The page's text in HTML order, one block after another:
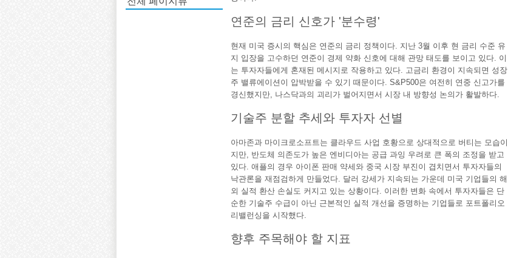
연준의 금리 신호가 '분수령'
현재 미국 증시의 핵심은 연준의 금리 정책이다. 지난 3월 이후 현 금리 수준 유
지 입장을 고수하던 연준이 경제 약화 신호에 대해 관망 태도를 보이고 있다. 이
는 투자자들에게 혼재된 메시지로 작용하고 있다. 고금리 환경이 지속되면 성장
주 밸류에이션이 압박받을 수 있기 때문이다. S&P500은 여전히 연중 신고가를
경신했지만, 나스닥과의 괴리가 벌어지면서 시장 내 방향성 논의가 활발하다.
기술주 분할 추세와 투자자 선별
아마존과 마이크로소프트는 클라우드 사업 호황으로 상대적으로 버티는 모습이
지만, 반도체 의존도가 높은 엔비디아는 공급 과잉 우려로 큰 폭의 조정을 받고
있다. 애플의 경우 아이폰 판매 약세와 중국 시장 부진이 겹치면서 투자자들의
낙관론을 재점검하게 만들었다. 달러 강세가 지속되는 가운데 미국 기업들의 해
외 실적 환산 손실도 커지고 있는 상황이다. 이러한 변화 속에서 투자자들은 단
순한 기술주 수급이 아닌 근본적인 실적 개선을 증명하는 기업들로 포트폴리오
리밸런싱을 시작했다.
향후 주목해야 할 지표